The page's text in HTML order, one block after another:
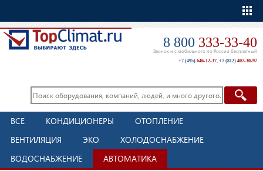
8 800 333-33-40
Звонок и с мобильного по России бесплатный
+7 (495) 646-12-37, +7 (812) 407-30-97
ВСЕ КОНДИЦИОНЕРЫ
ОТОПЛЕНИЕ
ВЕНТИЛЯЦИЯ
ЭКО
ХОЛОДОСНАБЖЕНИЕ
ВОДОСНАБЖЕНИЕ
АВТОМАТИКА